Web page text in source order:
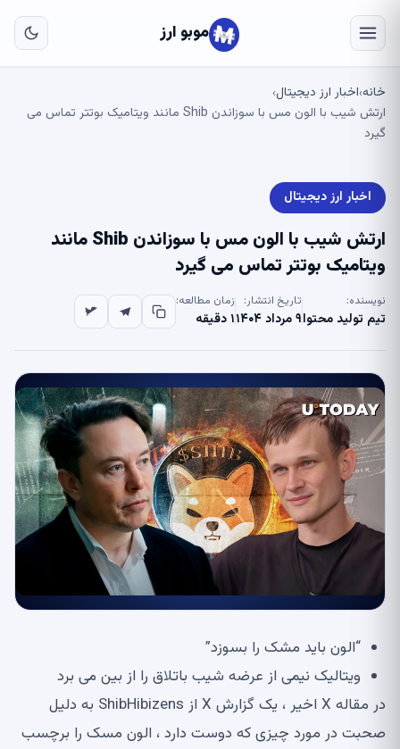
موبو ارز
خانه›اخبار ارز دیجیتال›
ارتش شیب با الون مس با سوزاندن Shib مانند ویتامیک بوتتر تماس می
گیرد
اخبار ارز دیجیتال
ارتش شیب با الون مس با سوزاندن Shib مانند
ویتامیک بوتتر تماس می گیرد
نویسنده:
تیم تولید محتوا
تاریخ انتشار:
۹ مرداد ۱۴۰۴
زمان مطالعه:
۱ دقیقه
“الون باید مشک را بسوزد”
ویتالیک نیمی از عرضه شیب باتلاق را از بین می برد
در مقاله X اخیر ، یک گزارش X از ShibHibizens به دلیل
صحبت در مورد چیزی که دوست دارد ، الون مسک را برچسب